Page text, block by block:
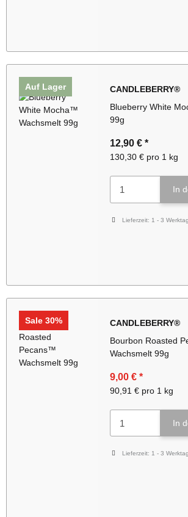
Auf Lager
CANDLEBERRY®
Blueberry White
99g
12,90 € *
130,30 € pro 1 kg
In
Lieferzeit: 1 - 3
Sale 30%
CANDLEBERRY®
Bourbon Roasted
Wachsmelt 99g
9,00 € *
90,91 € pro 1 kg
In
Lieferzeit: 1 - 3